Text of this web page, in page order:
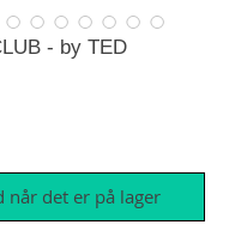
- by TED
når det er på lager